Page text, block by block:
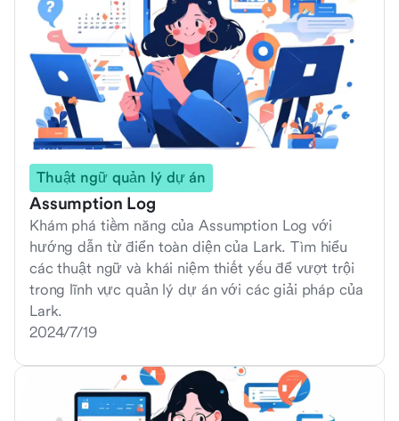
Thuật ngữ quản lý dự án
Assumption Log
Khám phá tiềm năng của Assumption Log với
hướng dẫn từ điển toàn diện của Lark. Tìm hiểu
các thuật ngữ và khái niệm thiết yếu để vượt trội
trong lĩnh vực quản lý dự án với các giải pháp của
Lark.
2024/7/19